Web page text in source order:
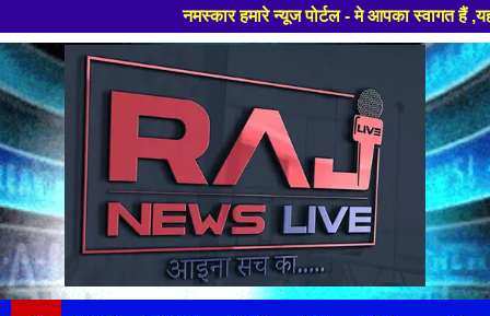
नमस्कार हमारे न्यूज पोर्टल - मे आपका स्वागत हैं ,यहाँ आपको हमेशा ताजा
Skip
to
content